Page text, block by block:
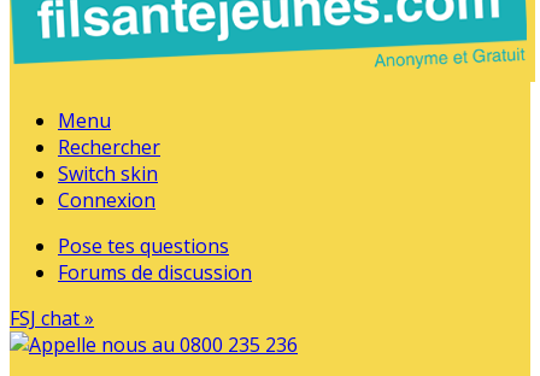
Menu
Rechercher
Switch skin
Connexion
Pose tes questions
Forums de discussion
FSJ chat »